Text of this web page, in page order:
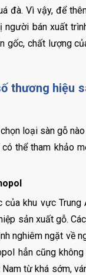
đà. Vì vậy, để
người bán xuất
gốc, chất lượng
thương hiệu
loại sàn gỗ
thể tham khảo
khu vực Trung
sản xuất gỗ.
nghiêm ngặt về
hẳn cũng
từ khá sớm,